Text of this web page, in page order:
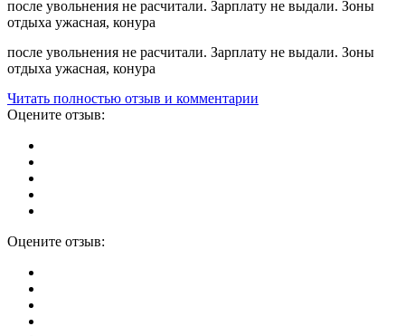
после увольнения не расчитали. Зарплату не выдали. Зоны
отдыха ужасная, конура
после увольнения не расчитали. Зарплату не выдали. Зоны
отдыха ужасная, конура
Читать полностью отзыв и комментарии
Оцените отзыв:
Оцените отзыв: